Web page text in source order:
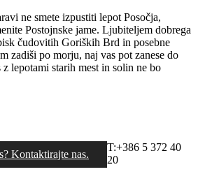
ne smete izpustiti lepot Posočja,
Postojnske jame. Ljubiteljem dobrega
čudovitih Goriških Brd in posebne
zadiši po morju, naj vas pot zanese do
lepotami starih mest in solin ne bo
Kontaktirajte nas.
T:+386 5 372 40
20